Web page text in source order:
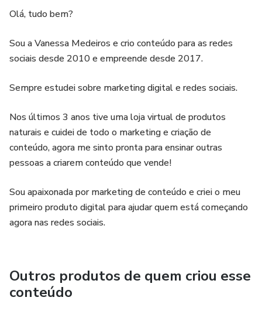
Olá, tudo bem?
Sou a Vanessa Medeiros e crio conteúdo para as redes
sociais desde 2010 e empreende desde 2017.
Sempre estudei sobre marketing digital e redes sociais.
Nos últimos 3 anos tive uma loja virtual de produtos
naturais e cuidei de todo o marketing e criação de
conteúdo, agora me sinto pronta para ensinar outras
pessoas a criarem conteúdo que vende!
Sou apaixonada por marketing de conteúdo e criei o meu
primeiro produto digital para ajudar quem está começando
agora nas redes sociais.
Outros produtos de quem criou esse
conteúdo